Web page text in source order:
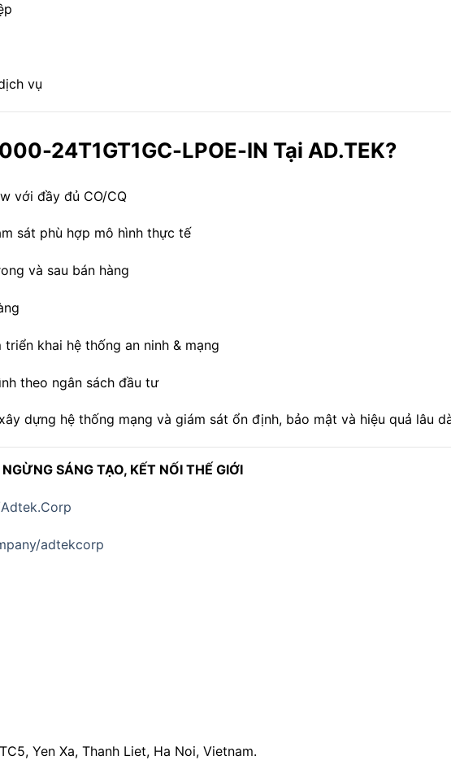
vụ
24T1GT1GC-LPOE-IN Tại AD.TEK?
với đầy đủ CO/CQ
sát phù hợp mô hình thực tế
và sau bán hàng
khai hệ thống an ninh & mạng
theo ngân sách đầu tư
dựng hệ thống mạng và giám sát ổn định, bảo mật và hiệu quả lâu
SÁNG TẠO, KẾT NỐI THẾ GIỚI
adtekcorp
Yen Xa, Thanh Liet, Ha Noi, Vietnam.